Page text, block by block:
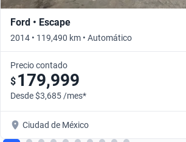
Ford • Escape
2014 • 119,490 km • Automático
Precio contado
$ 179,999
Desde $3,685 /mes*
Ciudad de México